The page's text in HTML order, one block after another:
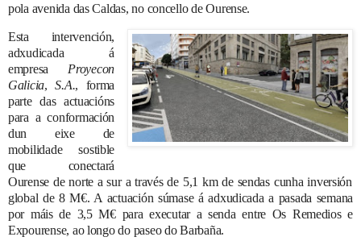
pola avenida das Caldas, no concello de Ourense.
Esta intervención,
adxudicada á
empresaProyecon
Galicia, S.A., forma
parte das actuacións
para a conformación
dun eixe de
mobilidade sostible
que conectará
Ourense de norte a sur a través de 5,1 km de sendas cunha inversión
global de 8 M€. A actuación súmase á adxudicada a pasada semana
por máis de 3,5 M€ para executar a senda entre Os Remedios e
Expourense, ao longo do paseo do Barbaña.